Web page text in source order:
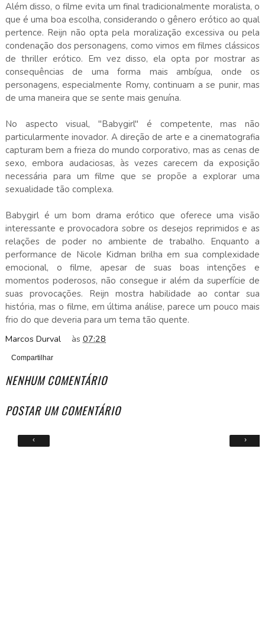
Além disso, o filme evita um final tradicionalmente moralista, o
que é uma boa escolha, considerando o gênero erótico ao qual
pertence. Reijn não opta pela moralização excessiva ou pela
condenação dos personagens, como vimos em filmes clássicos
de thriller erótico. Em vez disso, ela opta por mostrar as
consequências de uma forma mais ambígua, onde os
personagens, especialmente Romy, continuam a se punir, mas
de uma maneira que se sente mais genuína.
No aspecto visual, "Babygirl" é competente, mas não
particularmente inovador. A direção de arte e a cinematografia
capturam bem a frieza do mundo corporativo, mas as cenas de
sexo, embora audaciosas, às vezes carecem da exposição
necessária para um filme que se propõe a explorar uma
sexualidade tão complexa.
Babygirl é um bom drama erótico que oferece uma visão
interessante e provocadora sobre os desejos reprimidos e as
relações de poder no ambiente de trabalho. Enquanto a
performance de Nicole Kidman brilha em sua complexidade
emocional, o filme, apesar de suas boas intenções e
momentos poderosos, não consegue ir além da superfície de
suas provocações. Reijn mostra habilidade ao contar sua
história, mas o filme, em última análise, parece um pouco mais
frio do que deveria para um tema tão quente.
Marcos Durval
às07:28
Compartilhar
NENHUM COMENTÁRIO
POSTAR UM COMENTÁRIO
‹ ›